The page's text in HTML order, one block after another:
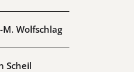
M. Wolfschlag
Scheil